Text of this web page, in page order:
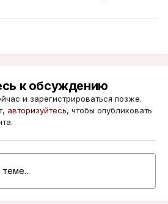
к обсуждению
и зарегистрироваться позже.
авторизуйтесь, чтобы опубликовать